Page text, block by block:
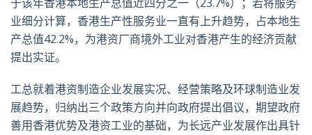
于该年香港本地生产总值近四分之一（23.7%）；若将服务
业细分计算，香港生产性服务业一直有上升趋势，占本地生
产总值42.2%，为港资厂商境外工业对香港产生的经济贡献
提出实证。
工总就着港资制造企业发展实况、经营策略及环球制造业发
展趋势，归纳出三个政策方向并向政府提出倡议，期望政府
善用香港优势及港资工业的基础，为长远产业发展作出具针